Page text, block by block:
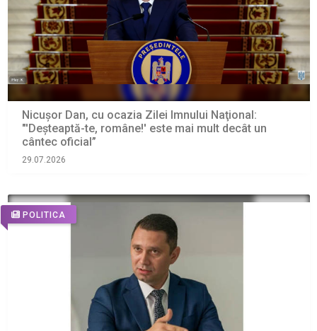
Nicușor Dan, cu ocazia Zilei Imnului Naţional:
"'Deşteaptă-te, române!' este mai mult decât un
cântec oficial”
29.07.2026
POLITICA